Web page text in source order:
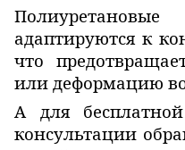
адаптируются к
что
или деформацию
А для
консультации